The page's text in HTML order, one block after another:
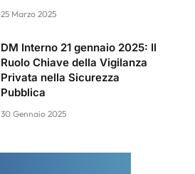
25 Marzo 2025
DM Interno 21 gennaio 2025: Il
Ruolo Chiave della Vigilanza
Privata nella Sicurezza
Pubblica
30 Gennaio 2025